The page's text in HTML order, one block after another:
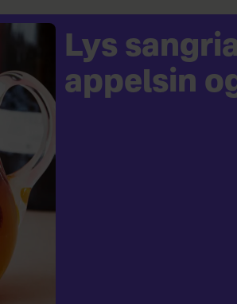
Lys
appelsin